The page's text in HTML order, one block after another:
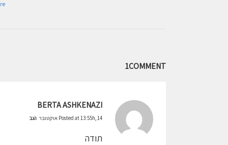
1COMMENT
BERTA ASHKENAZI
Posted at 13:55h, 14 אוקטובר הגב
תודה